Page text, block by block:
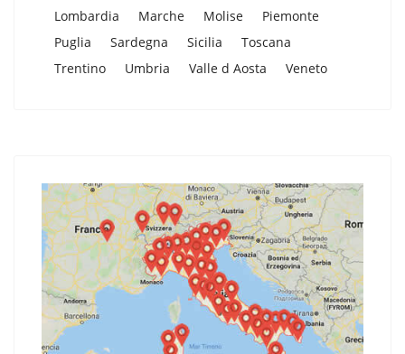
Lombardia
Marche Molise
Piemonte
Puglia
Sardegna Sicilia
Toscana
Trentino
Umbria Valle d Aosta Veneto